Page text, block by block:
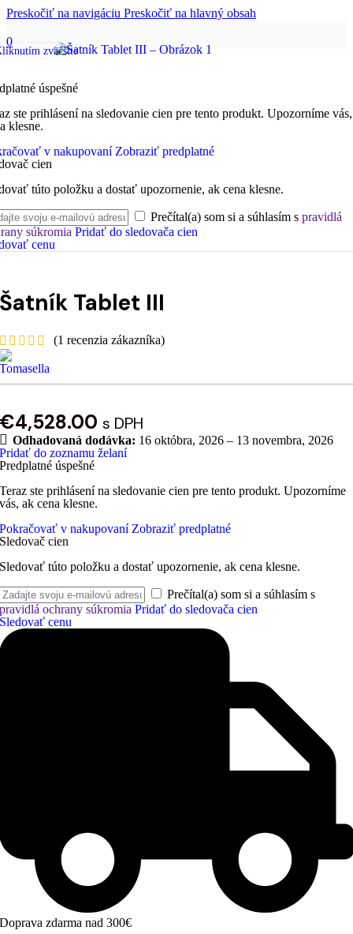
Preskočiť na navigáciu Preskočiť na hlavný obsah
0
zväčšíte
úspešné
ste prihlásení na sledovanie cien pre tento produkt. Upozorníme
klesne.
v nakupovaní Zobraziť predplatné
cien
túto položku a dostať upozornenie, ak cena klesne.
Prečítal(a) som si a súhlasím s pravidlá
súkromia Pridať do sledovača cien
cenu
Šatník Tablet III
(1 recenzia zákazníka)
€4,528.00 s DPH
Odhadovaná dodávka: 16 októbra, 2026 – 13 novembra, 2026
Pridať do zoznamu želaní
Predplatné úspešné
Teraz ste prihlásení na sledovanie cien pre tento produkt. Upozorníme
vás, ak cena klesne.
Pokračovať v nakupovaní Zobraziť predplatné
Sledovač cien
Sledovať túto položku a dostať upozornenie, ak cena klesne.
Prečítal(a) som si a súhlasím s
pravidlá ochrany súkromia Pridať do sledovača cien
Sledovať cenu
Doprava zdarma nad 300€